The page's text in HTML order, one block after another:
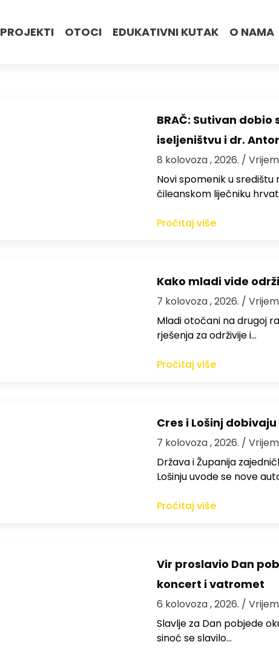
PROJEKTI OTOCI EDUKATIVNI KUTAK O NAMA
BRAČ: Sutivan
iseljeništvu i dr.
8 kolovoza , 2026. /
Novi spomenik u
čileanskom liječniku
Pročitaj više
Kako mladi vide
7 kolovoza , 2026. /
Mladi otočani na drugoj
rješenja za održivije i…
Pročitaj više
Cres i Lošinj
7 kolovoza , 2026. /
Država i Županija
Lošinju uvode se nove
Pročitaj više
Vir proslavio Dan
koncert i vatromet
6 kolovoza , 2026. /
Slavlje za Dan pobjede
sinoć se slavilo…